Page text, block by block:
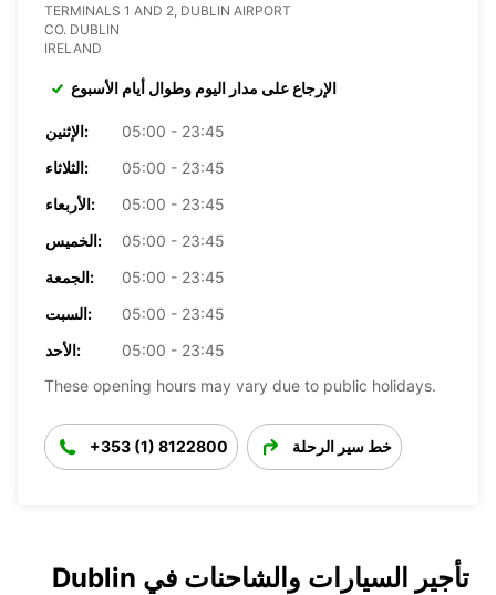
TERMINALS 1 AND 2, DUBLIN AIRPORT
CO. DUBLIN
IRELAND
الإرجاع على مدار اليوم وطوال أيام الأسبوع
الإثنين:
05:00 - 23:45
الثلاثاء:
05:00 - 23:45
الأربعاء:
05:00 - 23:45
الخميس:
05:00 - 23:45
الجمعة:
05:00 - 23:45
السبت:
05:00 - 23:45
الأحد:
05:00 - 23:45
These opening hours may vary due to public holidays.
+353 (1) 8122800 خط سير الرحلة
تأجير السيارات والشاحنات في Dublin